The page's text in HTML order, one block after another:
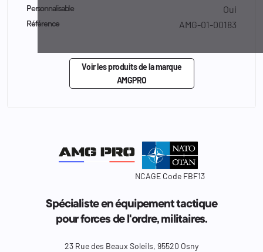
Personnalisable Oui
Référence AMG-01-00183
Voir les produits de la marque
AMGPRO
NCAGE Code FBF13
Spécialiste en équipement tactique
pour forces de l'ordre, militaires.
23 Rue des Beaux Soleils, 95520 Osny